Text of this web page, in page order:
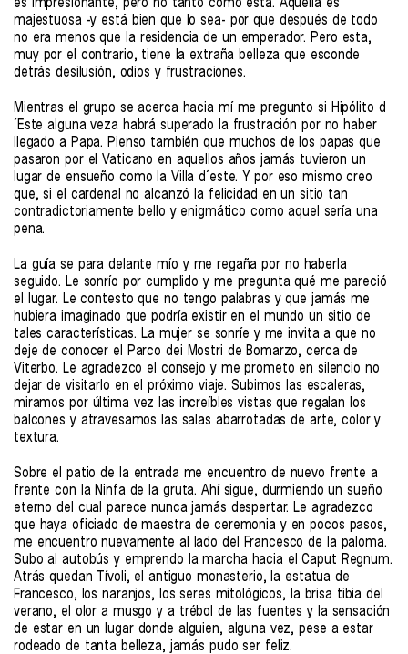
majestuosa -y está bien que lo sea- por que después de todo
no era menos que la residencia de un emperador. Pero esta,
muy por el contrario, tiene la extraña belleza que esconde
detrás desilusión, odios y frustraciones.
Mientras el grupo se acerca hacia mí me pregunto si Hipólito d
´Este alguna veza habrá superado la frustración por no haber
llegado a Papa. Pienso también que muchos de los papas que
pasaron por el Vaticano en aquellos años jamás tuvieron un
lugar de ensueño como la Villa d´este. Y por eso mismo creo
que, si el cardenal no alcanzó la felicidad en un sitio tan
contradictoriamente bello y enigmático como aquel sería una
pena.
La guía se para delante mío y me regaña por no haberla
seguido. Le sonrío por cumplido y me pregunta qué me pareció
el lugar. Le contesto que no tengo palabras y que jamás me
hubiera imaginado que podría existir en el mundo un sitio de
tales características. La mujer se sonríe y me invita a que no
deje de conocer el Parco dei Mostri de Bomarzo, cerca de
Viterbo. Le agradezco el consejo y me prometo en silencio no
dejar de visitarlo en el próximo viaje. Subimos las escaleras,
miramos por última vez las increíbles vistas que regalan los
balcones y atravesamos las salas abarrotadas de arte, color y
textura.
Sobre el patio de la entrada me encuentro de nuevo frente a
frente con la Ninfa de la gruta. Ahí sigue, durmiendo un sueño
eterno del cual parece nunca jamás despertar. Le agradezco
que haya oficiado de maestra de ceremonia y en pocos pasos,
me encuentro nuevamente al lado del Francesco de la paloma.
Subo al autobús y emprendo la marcha hacia el Caput Regnum.
Atrás quedan Tívoli, el antiguo monasterio, la estatua de
Francesco, los naranjos, los seres mitológicos, la brisa tibia del
verano, el olor a musgo y a trébol de las fuentes y la sensación
de estar en un lugar donde alguien, alguna vez, pese a estar
rodeado de tanta belleza, jamás pudo ser feliz.